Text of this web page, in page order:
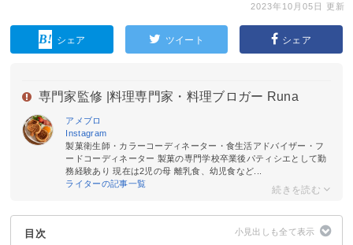
2023年10月05日 更新
シェア ツイート シェア
専門家監修 | 料理専門家・料理ブロガー Runa
アメブロ
Instagram
製菓衛生師・カラーコーディネーター・食生活アドバイザー・フ
ードコーディネーター 製菓の専門学校卒業後パティシエとして勤
務経験あり 現在は2児の母 離乳食、幼児食など...
ライターの記事一覧
目次